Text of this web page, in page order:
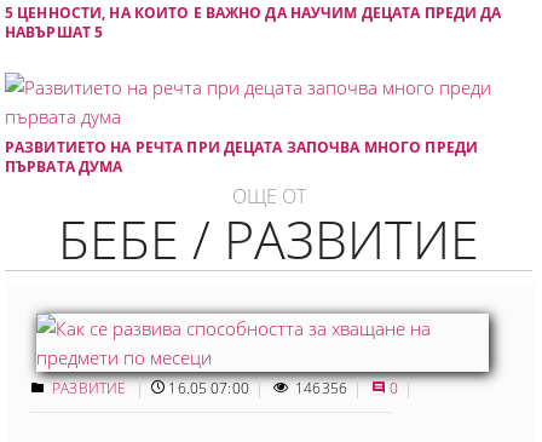
5 ЦЕННОСТИ, НА КОИТО Е ВАЖНО ДА НАУЧИМ ДЕЦАТА ПРЕДИ ДА
НАВЪРШАТ 5
РАЗВИТИЕТО НА РЕЧТА ПРИ ДЕЦАТА ЗАПОЧВА МНОГО ПРЕДИ
ПЪРВАТА ДУМА
ОЩЕ ОТ
БЕБЕ / РАЗВИТИЕ
РАЗВИТИЕ 16.05 07:00 146356 0